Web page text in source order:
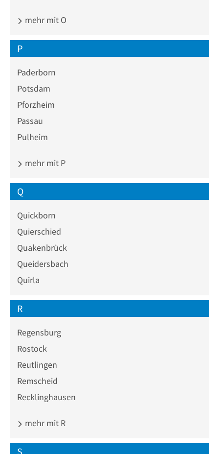
mehr mit O
P
Paderborn
Potsdam
Pforzheim
Passau
Pulheim
mehr mit P
Q
Quickborn
Quierschied
Quakenbrück
Queidersbach
Quirla
R
Regensburg
Rostock
Reutlingen
Remscheid
Recklinghausen
mehr mit R
S